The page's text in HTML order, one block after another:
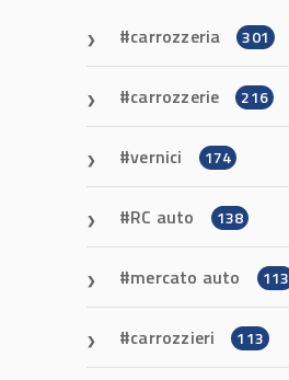
carrozzeria 301
carrozzerie 216
vernici 174
RC auto 138
mercato auto 113
carrozzieri 113